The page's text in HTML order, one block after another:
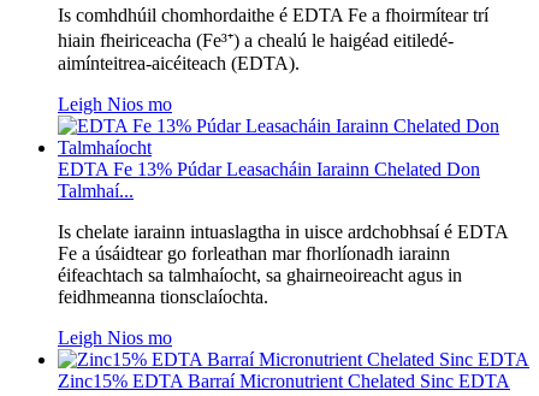
Is comhdhúil chomhordaithe é EDTA Fe a fhoirmítear trí
hiain fheiriceacha (Fe³⁺) a chealú le haigéad eitiledé-
aimínteitrea-aicéiteach (EDTA).
Leigh Nios mo
EDTA Fe 13% Púdar Leasacháin Iarainn Chelated Don
Talmhaí...
Is chelate iarainn intuaslagtha in uisce ardchobhsaí é EDTA
Fe a úsáidtear go forleathan mar fhorlíonadh iarainn
éifeachtach sa talmhaíocht, sa ghairneoireacht agus in
feidhmeanna tionsclaíochta.
Leigh Nios mo
Zinc15% EDTA Barraí Micronutrient Chelated Sinc EDTA